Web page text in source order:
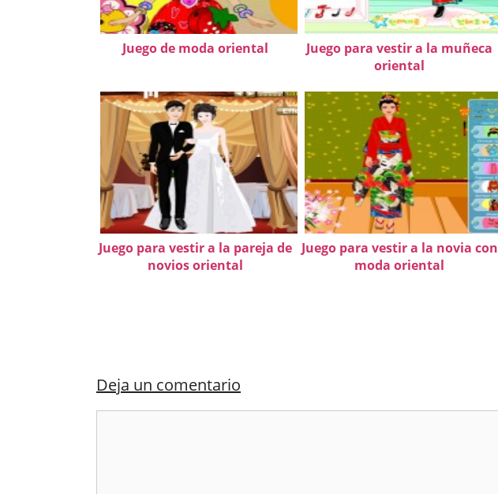
Juego de moda oriental
Juego para vestir a la muñeca
oriental
Juego para vestir a la pareja de
novios oriental
Juego para vestir a la novia con
moda oriental
Deja un comentario